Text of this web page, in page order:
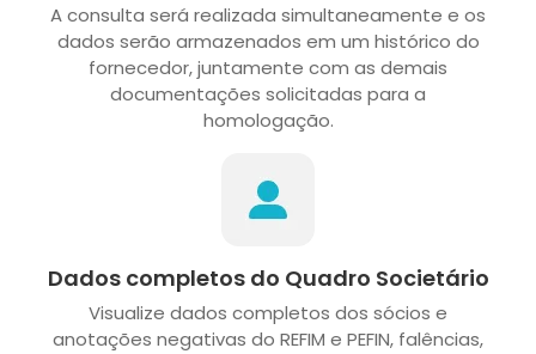
A consulta será realizada simultaneamente e os
dados serão armazenados em um histórico do
fornecedor, juntamente com as demais
documentações solicitadas para a
homologação.
Dados completos do Quadro Societário
Visualize dados completos dos sócios e
anotações negativas do REFIM e PEFIN, falências,